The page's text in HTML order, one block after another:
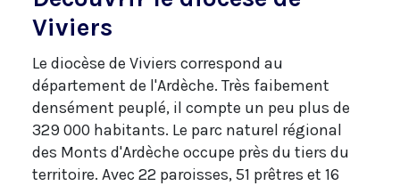
Viviers
Le diocèse de Viviers correspond au
département de l'Ardèche. Très faibement
densément peuplé, il compte un peu plus de
329 000 habitants. Le parc naturel régional
des Monts d'Ardèche occupe près du tiers du
territoire. Avec 22 paroisses, 51 prêtres et 16